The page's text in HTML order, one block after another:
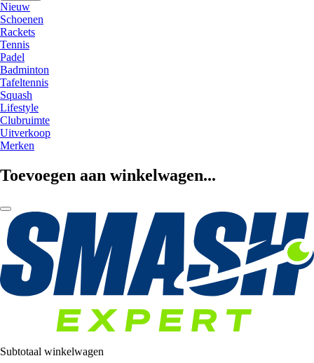
Nieuw
Schoenen
Rackets
Tennis
Padel
Badminton
Tafeltennis
Squash
Lifestyle
Clubruimte
Uitverkoop
Merken
Toevoegen aan winkelwagen...
Subtotaal winkelwagen